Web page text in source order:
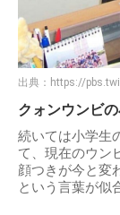
出典： https://
クォンウンビ
続いては小学生
て、現在のウン
顔つきが今と変
という言葉が似